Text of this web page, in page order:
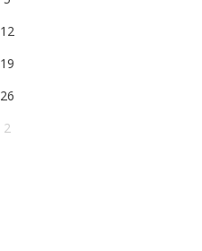
12
19
26
2